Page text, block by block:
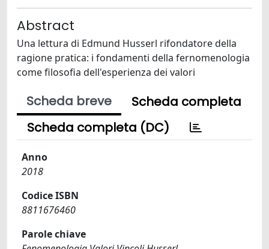
Abstract
Una lettura di Edmund Husserl rifondatore della
ragione pratica: i fondamenti della fernomenologia
come filosofia dell'esperienza dei valori
Scheda breve
Scheda completa
Scheda completa (DC)
Anno
2018
Codice ISBN
8811676460
Parole chiave